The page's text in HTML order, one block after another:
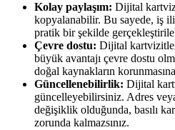
Kolay paylaşım: Dijital
kopyalanabilir. Bu sayede, iş
pratik bir şekilde
Çevre dostu: Dijital
büyük avantajı çevre dostu
doğal kaynakların
Güncellenebilirlik: Dijital
güncelleyebilirsiniz. Adres
değişiklik olduğunda, basılı
zorunda kalmazsınız.